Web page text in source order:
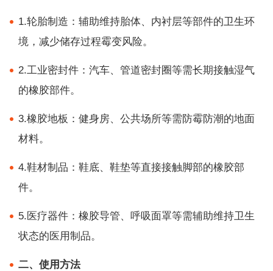
1.轮胎制造：辅助维持胎体、内衬层等部件的卫生环
境，减少储存过程霉变风险。
2.工业密封件：汽车、管道密封圈等需长期接触湿气
的橡胶部件。
3.橡胶地板：健身房、公共场所等需防霉防潮的地面
材料。
4.鞋材制品：鞋底、鞋垫等直接接触脚部的橡胶部
件。
5.医疗器件：橡胶导管、呼吸面罩等需辅助维持卫生
状态的医用制品。
二、使用方法